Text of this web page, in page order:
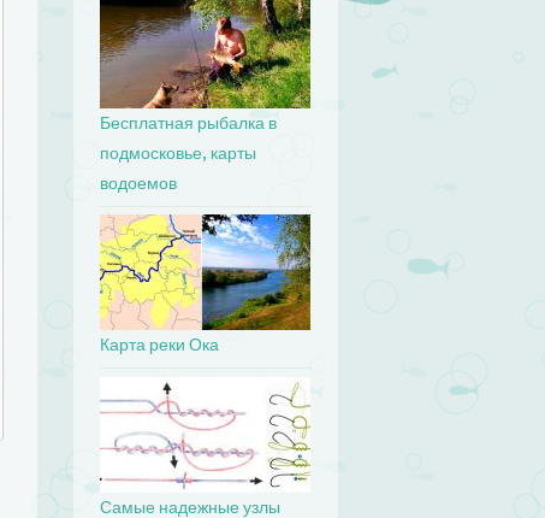
Бесплатная рыбалка в
подмосковье, карты
водоемов
Карта реки Ока
Самые надежные узлы